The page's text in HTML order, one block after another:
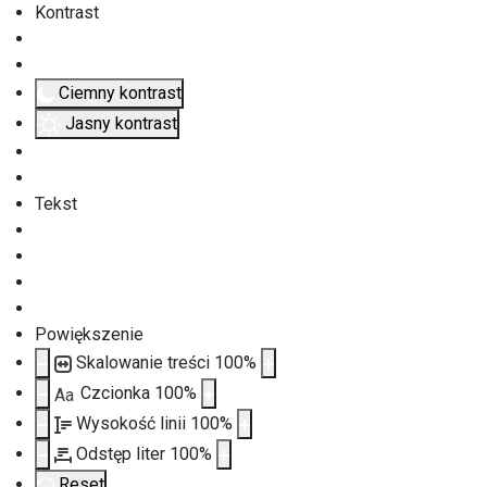
Kontrast
Ciemny kontrast
Jasny kontrast
Tekst
Powiększenie
Skalowanie treści 100%
Aa Czcionka 100%
Wysokość linii 100%
Odstęp liter 100%